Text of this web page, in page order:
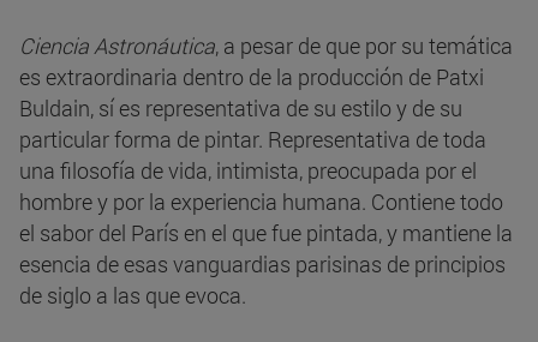
Ciencia Astronáutica, a pesar de que por su temática
es extraordinaria dentro de la producción de Patxi
Buldain, sí es representativa de su estilo y de su
particular forma de pintar. Representativa de toda
una filosofía de vida, intimista, preocupada por el
hombre y por la experiencia humana. Contiene todo
el sabor del París en el que fue pintada, y mantiene la
esencia de esas vanguardias parisinas de principios
de siglo a las que evoca.